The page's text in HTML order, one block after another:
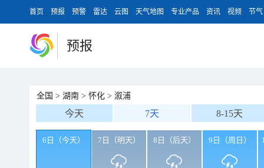
首页 预报 预警 雷达 云图 天气地图 专业产品 资讯 视频 节气
预报
全国 > 湖南 > 怀化 > 溆浦
今天 7天 8-15天
6日（今天） 7日（明天） 8日（后天） 9日（周日）